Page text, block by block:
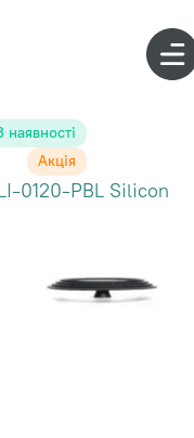
наявності
Акція